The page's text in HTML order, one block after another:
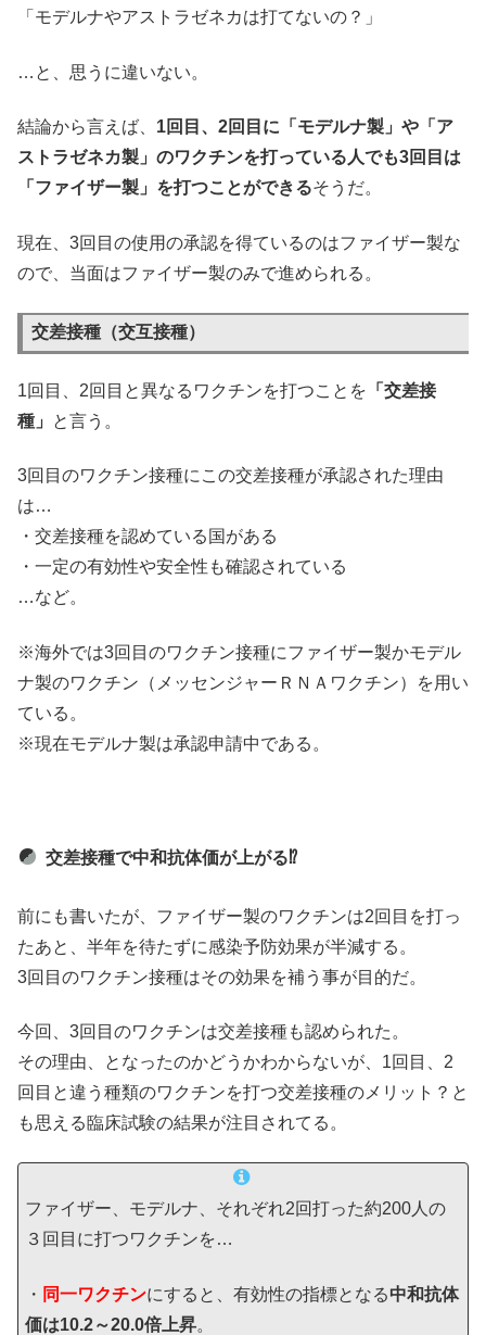
「モデルナやアストラゼネカは打てないの？」
…と、思うに違いない。
結論から言えば、 1回目、2回目に「モデルナ製」や「ア
ストラゼネカ製」のワクチンを打っている人でも3回目は
「ファイザー製」を打つことができるそうだ。
現在、3回目の使用の承認を得ているのはファイザー製な
ので、当面はファイザー製のみで進められる。
交差接種（交互接種）
1回目、2回目と異なるワクチンを打つことを 「交差接
種」
と言う。
3回目のワクチン接種にこの交差接種が承認された理由
は…
・交差接種を認めている国がある
・一定の有効性や安全性も確認されている
…など。
※海外では3回目のワクチン接種にファイザー製かモデル
ナ製のワクチン（メッセンジャーＲＮＡワクチン）を用い
ている。
※現在モデルナ製は承認申請中である。
交差接種で中和抗体価が上がる⁉
前にも書いたが、ファイザー製のワクチンは2回目を打っ
たあと、半年を待たずに感染予防効果が半減する。
3回目のワクチン接種はその効果を補う事が目的だ。
今回、3回目のワクチンは交差接種も認められた。
その理由、となったのかどうかわからないが、1回目、2
回目と違う種類のワクチンを打つ交差接種のメリット？と
も思える臨床試験の結果が注目されてる。
ファイザー、モデルナ、それぞれ2回打った約200人の
３回目に打つワクチンを…
・ 同一ワクチンにすると、有効性の指標となる中和抗体
価は10.2～20.0倍上昇。